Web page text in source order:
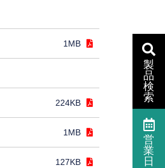
1MB
224KB
1MB
127KB
製
品
検
索
営
業
日